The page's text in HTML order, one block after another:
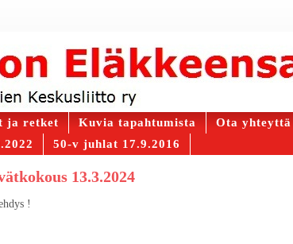
ja retket Kuvia tapahtumista Ota yhteyttä
50-v juhlat 17.9.2016
13.3.2024
!